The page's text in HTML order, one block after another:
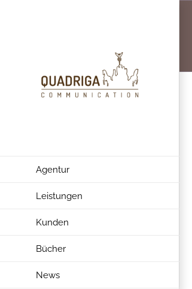
Agentur
Leistungen
Kunden
Bücher
News